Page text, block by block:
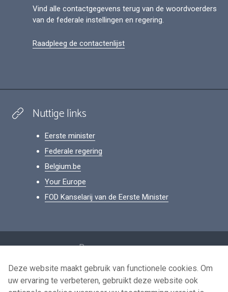
Vind alle contactgegevens terug van de woordvoerders
van de federale instellingen en regering.
Raadpleeg de contactenlijst
Nuttige links
Eerste minister
Federale regering
Belgium.be
Your Europe
FOD Kanselarij van de Eerste Minister
Persoonsgegevens
Voorwaarden voor het hergebruik
Contacteer ons
Deze website maakt gebruik van functionele cookies. Om
uw ervaring te verbeteren, gebruikt deze website ook